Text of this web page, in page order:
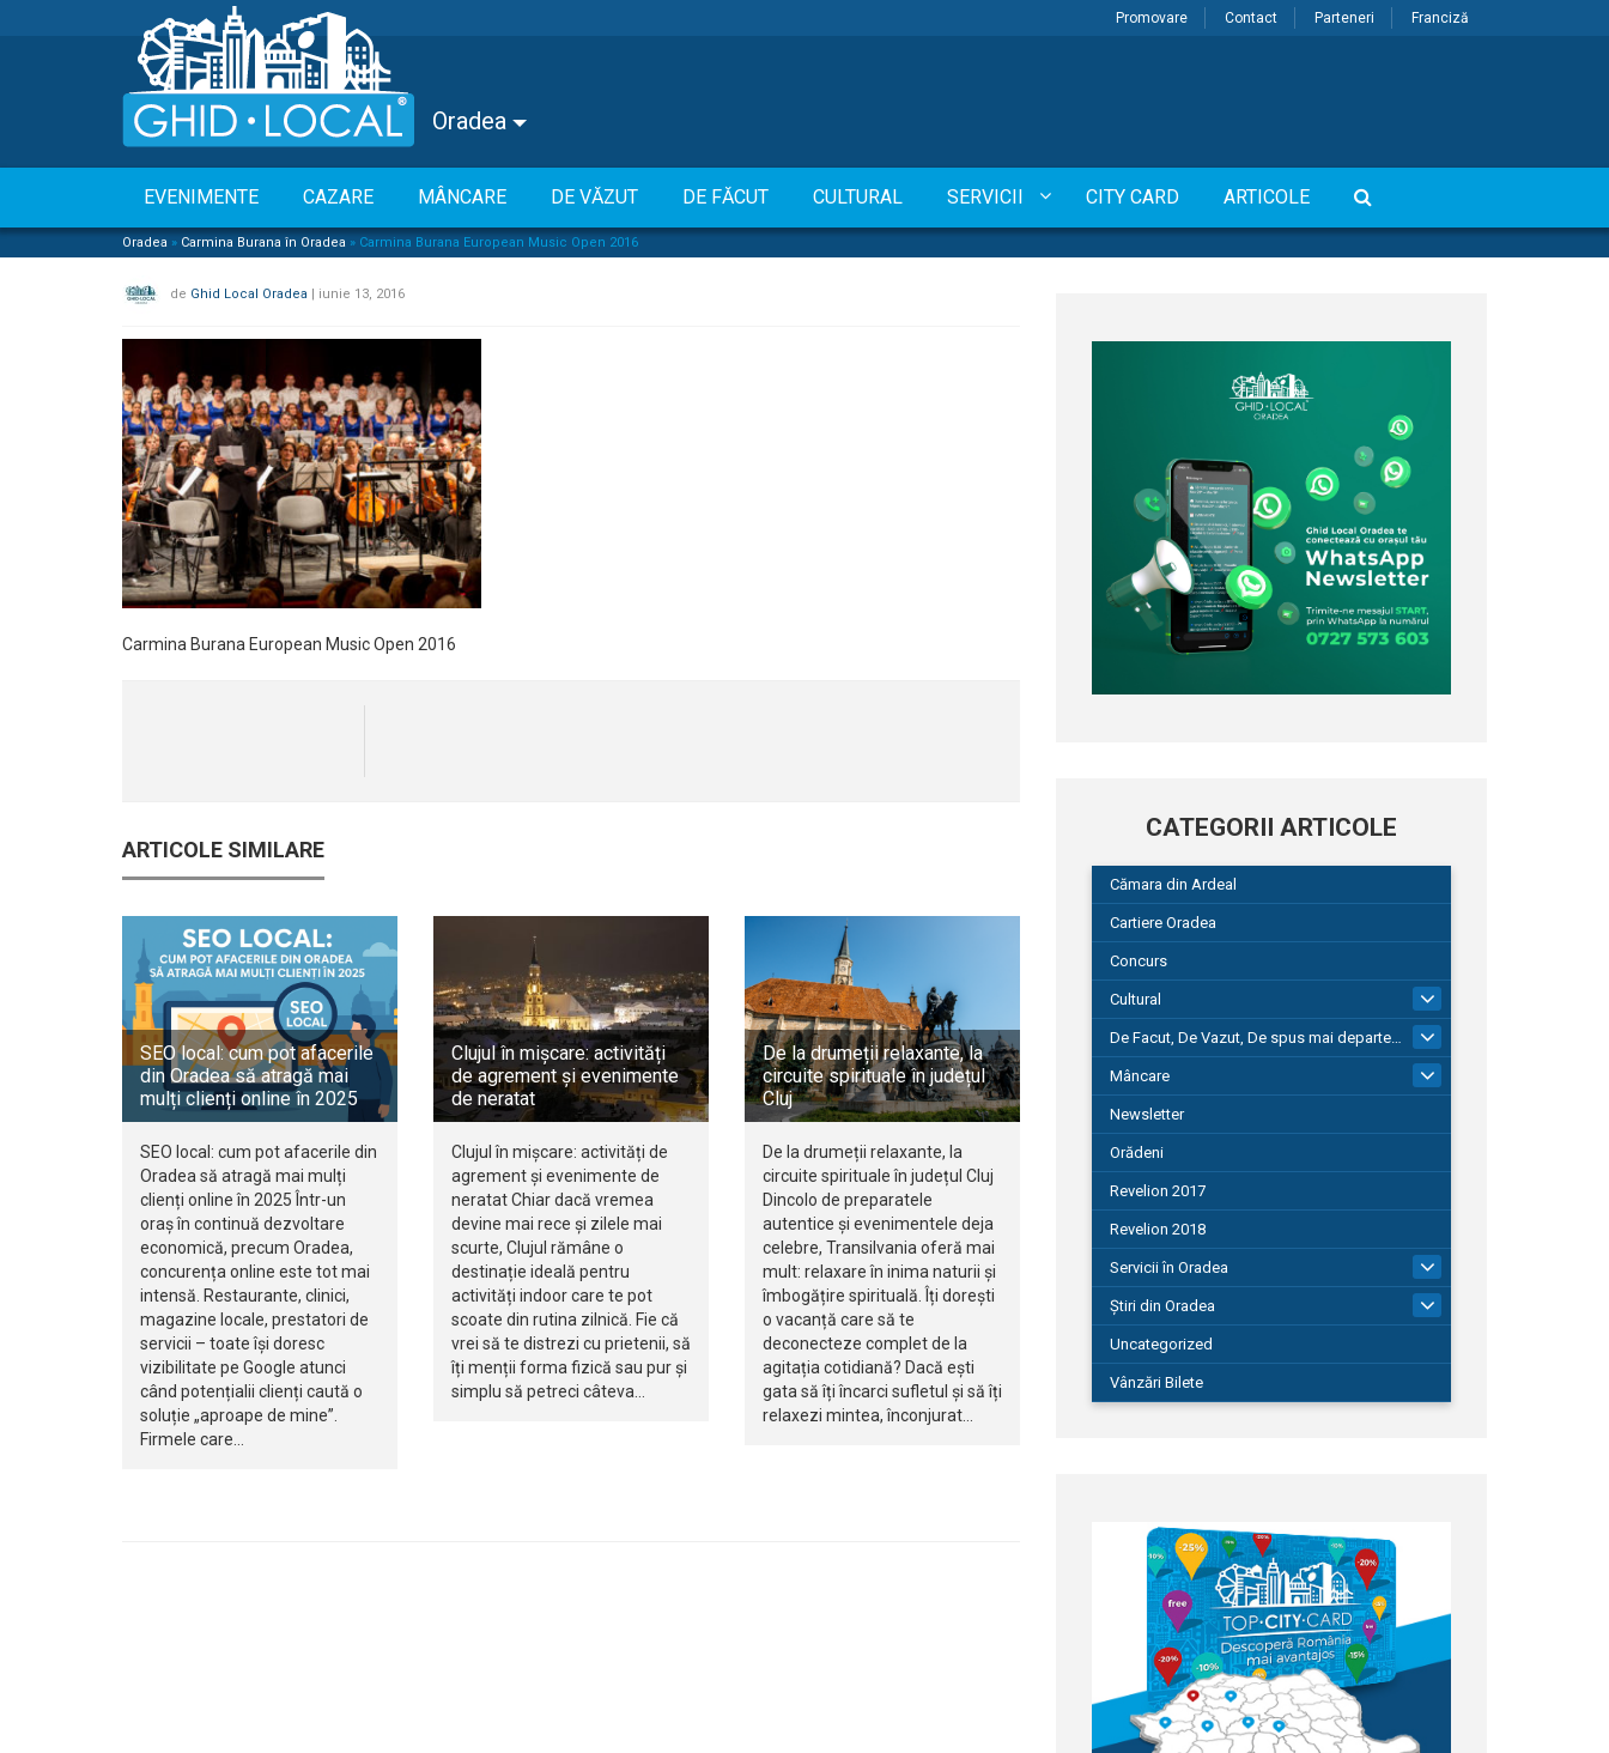
Promovare Contact Parteneri Franciză
Oradea
EVENIMENTE CAZARE MÂNCARE DE VĂZUT DE FĂCUT CULTURAL SERVICII CITY CARD ARTICOLE
Oradea » Carmina Burana în Oradea » Carmina Burana European Music Open 2016
de Ghid Local Oradea | iunie 13, 2016
Carmina Burana European Music Open 2016
ARTICOLE SIMILARE
SEO local: cum pot afacerile
din Oradea să atragă mai
mulți clienți online în 2025
SEO local: cum pot afacerile din
Oradea să atragă mai mulți
clienți online în 2025 Într-un
oraș în continuă dezvoltare
economică, precum Oradea,
concurența online este tot mai
intensă. Restaurante, clinici,
magazine locale, prestatori de
servicii – toate își doresc
vizibilitate pe Google atunci
când potențialii clienți caută o
soluție „aproape de mine”.
Firmele care…
Clujul în mișcare: activități
de agrement și evenimente
de neratat
Clujul în mișcare: activități de
agrement și evenimente de
neratat Chiar dacă vremea
devine mai rece și zilele mai
scurte, Clujul rămâne o
destinație ideală pentru
activități indoor care te pot
scoate din rutina zilnică. Fie că
vrei să te distrezi cu prietenii, să
îți menții forma fizică sau pur și
simplu să petreci câteva…
De la drumeții relaxante, la
circuite spirituale în județul
Cluj
De la drumeții relaxante, la
circuite spirituale în județul Cluj
Dincolo de preparatele
autentice și evenimentele deja
celebre, Transilvania oferă mai
mult: relaxare în inima naturii și
îmbogățire spirituală. Îți dorești
o vacanță care să te
deconecteze complet de la
agitația cotidiană? Dacă ești
gata să îți încarci sufletul și să îți
relaxezi mintea, înconjurat…
CATEGORII ARTICOLE
Cămara din Ardeal
Cartiere Oradea
Concurs
Cultural
De Facut, De Vazut, De spus mai departe…
580
Mâncare
Newsletter
Orădeni
Revelion 2017
Revelion 2018
Servicii în Oradea
104
Știri din Oradea
1.127
Uncategorized
Vânzări Bilete